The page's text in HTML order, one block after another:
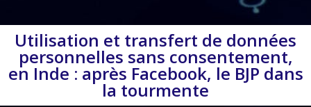
Utilisation et transfert de données
personnelles sans consentement,
en Inde : après Facebook, le BJP dans
la tourmente